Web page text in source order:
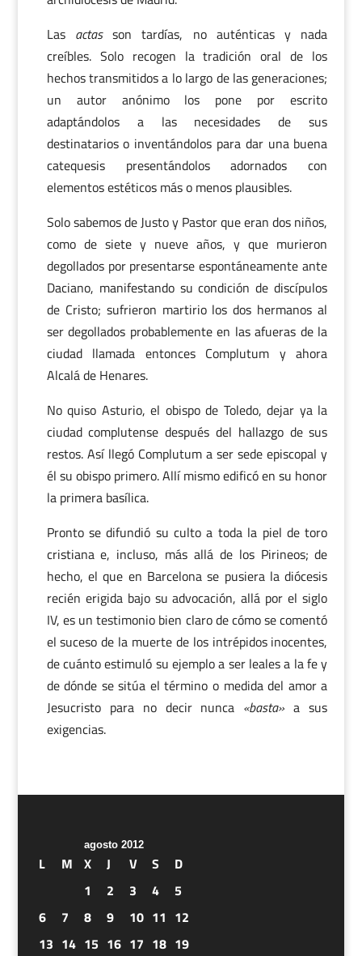
Las actasson tardías, no auténticas y nada
creíbles. Solo recogen la tradición oral de los
hechos transmitidos a lo largo de las generaciones;
un autor anónimo los pone por escrito
adaptándolos a las necesidades de sus
destinatarios o inventándolos para dar una buena
catequesis presentándolos adornados con
elementos estéticos más o menos plausibles.
Solo sabemos de Justo y Pastor que eran dos niños,
como de siete y nueve años, y que murieron
degollados por presentarse espontáneamente ante
Daciano, manifestando su condición de discípulos
de Cristo; sufrieron martirio los dos hermanos al
ser degollados probablemente en las afueras de la
ciudad llamada entonces Complutum y ahora
Alcalá de Henares.
No quiso Asturio, el obispo de Toledo, dejar ya la
ciudad complutense después del hallazgo de sus
restos. Así llegó Complutum a ser sede episcopal y
él su obispo primero. Allí mismo edificó en su honor
la primera basílica.
Pronto se difundió su culto a toda la piel de toro
cristiana e, incluso, más allá de los Pirineos; de
hecho, el que en Barcelona se pusiera la diócesis
recién erigida bajo su advocación, allá por el siglo
IV, es un testimonio bien claro de cómo se comentó
el suceso de la muerte de los intrépidos inocentes,
de cuánto estimuló su ejemplo a ser leales a la fe y
de dónde se sitúa el término o medida del amor a
Jesucristo para no decir nunca «basta» a sus
exigencias.
agosto 2012
L M X J V S
D
1
2 3 4
5
6
7 8 9 10 11 12
13 14 15 16 17 18 19